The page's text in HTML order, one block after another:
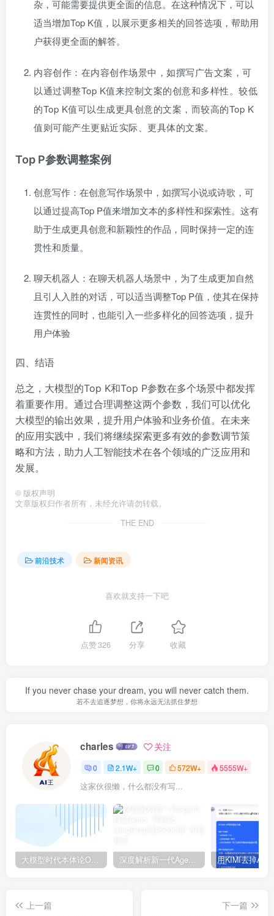
杂，可能需要提供更全面的信息。在这种情况下，可以
适当增加Top K值，以展示更多相关的回答选项，帮助用
户获得更全面的解答。
内容创作 ： 在内容创作场景中，如撰写广告文案，可
以通过调整Top K值来控制文案的创意和多样性。较低
的Top K值可以生成更具创意的文案，而较高的Top K
值则可能产生更贴近实际、更具体的文案。
Top P参数调整案例
创意写作：在创意写作场景中，如撰写小说或诗歌，可
以通过提高Top P值来增加文本的多样性和探索性。这有
助于生成更具创意和新颖性的作品，同时保持一定的连
贯性和质量。
聊天机器人：在聊天机器人场景中，为了生成更加自然
且引人入胜的对话，可以适当调整Top P值，使其在保持
连贯性的同时，也能引入一些多样化的回答选项，提升
用户体验
四、结语
总之，大模型的Top K和Top P参数在多个场景中都发挥
着重要作用。通过合理调整这两个参数，我们可以优化
大模型的输出效果，提升用户体验和业务价值。在未来
的应用实践中，我们将继续探索更多有效的参数调节策
略和方法，助力人工智能技术在各个领域的广泛应用和
发展。
© 版权声明
文章版权归作者所有，未经允许请勿转载。
THE END
前沿技术 新闻资讯
喜欢就支持一下吧
点赞326 分享 收藏
If you never chase your dream, you will never catch them.
若不去追逐梦想，你将永远无法抓住梦想
charles 关注
0 2.1W+ 0 572W+ 5555W+
这家伙很懒，什么都没有写...
大模型时代本体论Ontology驱动的AI知识引擎助力企业智能决策系统的未来进化-一篇献给企业董事会和CIO的深度思考(第一篇) 深度解析新一代Agent框架Agno, 号称比LangGraph快5000倍!
上一篇
下一篇